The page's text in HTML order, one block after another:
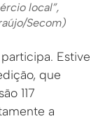
local”,
Secom)
Estive
que
117
a